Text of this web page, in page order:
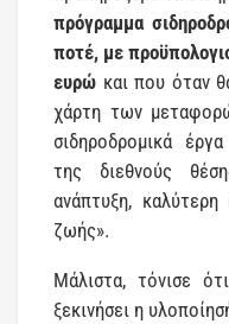
πρόγραμμα
ποτέ, με
ευρώ και που όταν
χάρτη των
σιδηροδρομικά
της διεθνούς
ανάπτυξη, καλύτερη
ζωής».
Μάλιστα, τόνισε
ξεκινήσει η